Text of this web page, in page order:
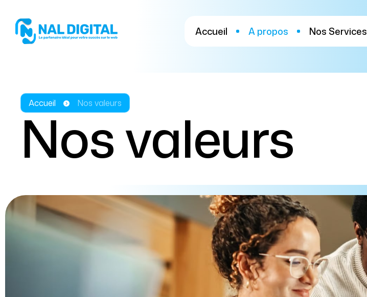
Accueil A propos Nos Services
Accueil Nos valeurs
Nos valeurs